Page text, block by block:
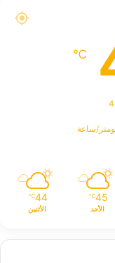
℃
45
℃
الأحد
44
℃
الأثنين